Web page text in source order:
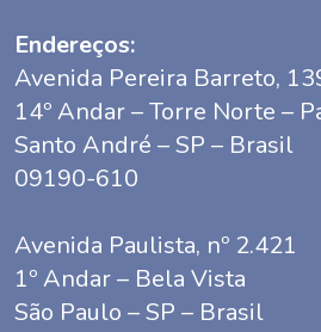
Endereços:
Avenida Pereira Barreto,
14º Andar – Torre Norte –
Santo André – SP – Brasil
09190-610
Avenida Paulista, nº 2.421
1º Andar – Bela Vista
São Paulo – SP – Brasil